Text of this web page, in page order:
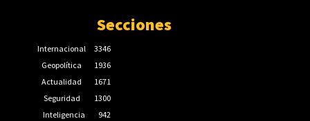
Secciones
Internacional
3346
Geopolítica
1936
Actualidad
1671
Seguridad
1300
Inteligencia
942